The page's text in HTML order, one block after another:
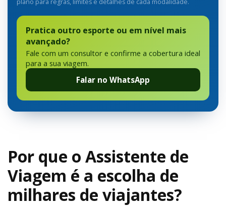
plano para regras, limites e detalhes de cada modalidade.
Pratica outro esporte ou em nível mais
avançado?
Fale com um consultor e confirme a cobertura ideal
para a sua viagem.
Falar no WhatsApp
Por que o Assistente de
Viagem é a escolha de
milhares de viajantes?